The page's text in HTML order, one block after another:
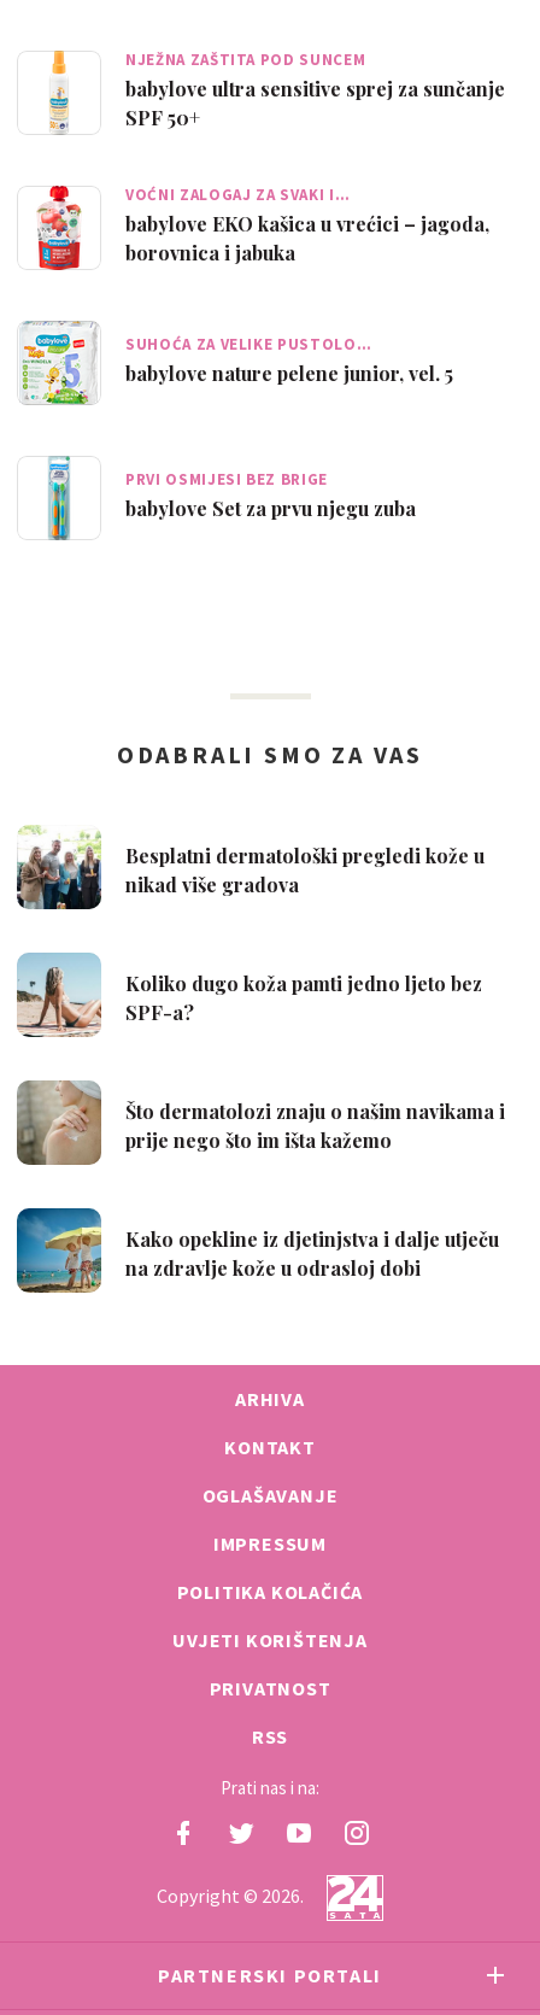
NJEŽNA ZAŠTITA POD SUNCEM
babylove ultra sensitive sprej za sunčanje
SPF 50+
VOĆNI ZALOGAJ ZA SVAKI I…
babylove EKO kašica u vrećici – jagoda,
borovnica i jabuka
SUHOĆA ZA VELIKE PUSTOLO…
babylove nature pelene junior, vel. 5
PRVI OSMIJESI BEZ BRIGE
babylove Set za prvu njegu zuba
ARHIVA
KONTAKT
OGLAŠAVANJE
IMPRESSUM
POLITIKA KOLAČIĆA
UVJETI KORIŠTENJA
PRIVATNOST
RSS
Prati nas i na:
Copyright © 2026.
PARTNERSKI PORTALI